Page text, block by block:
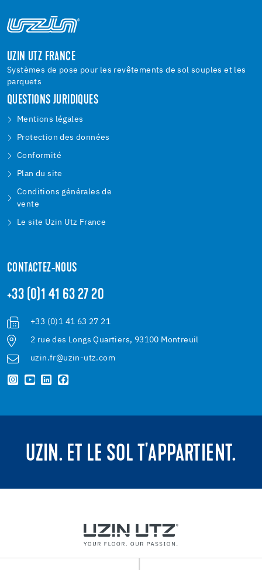
UZIN UTZ FRANCE
Systèmes de pose pour les revêtements de sol souples et les
parquets
QUESTIONS JURIDIQUES
Mentions légales
Protection des données
Conformité
Plan du site
Conditions générales de
vente
Le site Uzin Utz France
CONTACTEZ-NOUS
+33 (0)1 41 63 27 20
+33 (0)1 41 63 27 21
2 rue des Longs Quartiers, 93100 Montreuil
uzin.fr@uzin-utz.com
UZIN. ET LE SOL T'APPARTIENT.